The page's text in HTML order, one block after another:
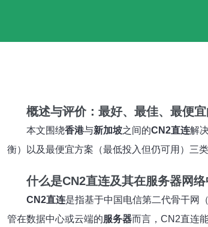
概述与评价：最好、最佳、最便
本文围绕香港与新加坡之间的CN2直连解
衡）以及最便宜方案（最低投入但仍可用）三
什么是CN2直连及其在服务器网络
CN2直连是指基于中国电信第二代骨干网
管在数据中心或云端的服务器而言，CN2直连